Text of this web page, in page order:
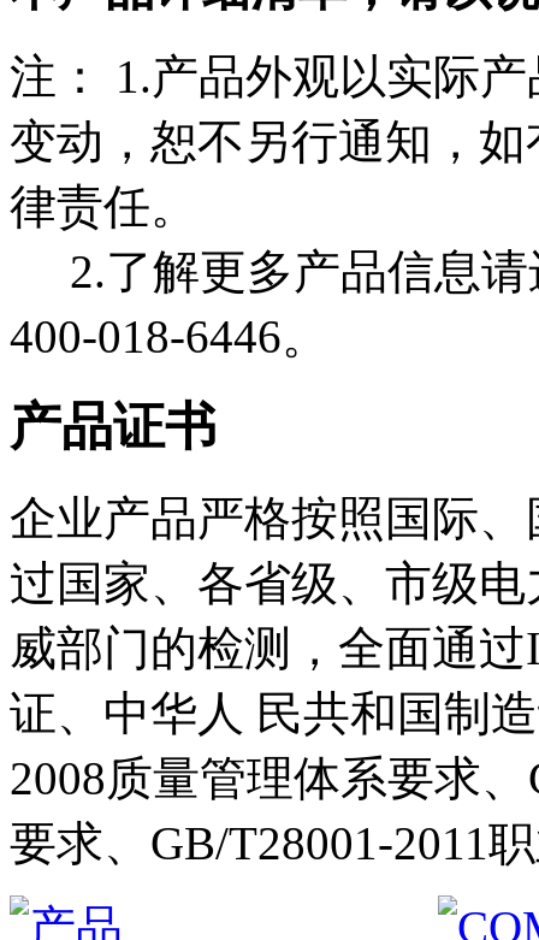
注： 1.产品外观以实际
变动，恕不另行通知，
律责任。
2.了解更多产品信息请
400-018-6446。
产品证书
企业产品严格按照国际
过国家、各省级、市级
威部门的检测，全面通
证、中华人 民共和国制
2008质量管理体系要求
要求、GB/T28001-2011